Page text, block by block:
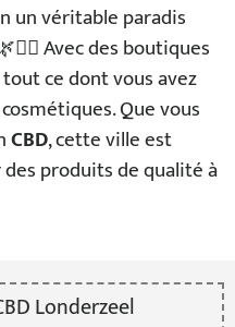
un véritable paradis
Avec des boutiques
ce dont vous avez
Que vous
CBD, cette ville est
produits de qualité à
Londerzeel